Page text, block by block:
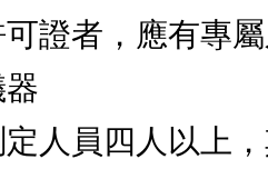
證者，應有專
人員四人以上